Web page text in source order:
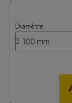
Diamètre